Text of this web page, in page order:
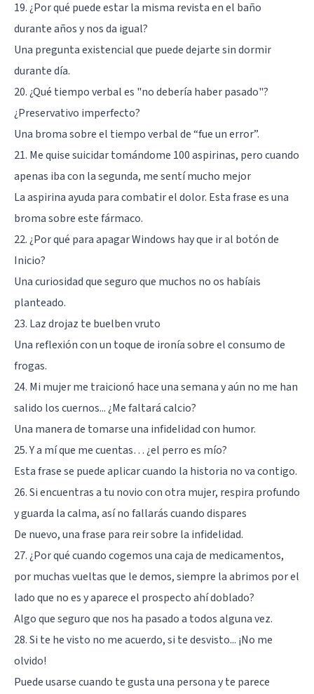
19. ¿Por qué puede estar la misma revista en el baño
durante años y nos da igual?
Una pregunta existencial que puede dejarte sin dormir
durante día.
20. ¿Qué tiempo verbal es "no debería haber pasado"?
¿Preservativo imperfecto?
Una broma sobre el tiempo verbal de “fue un error”.
21. Me quise suicidar tomándome 100 aspirinas, pero cuando
apenas iba con la segunda, me sentí mucho mejor
La aspirina ayuda para combatir el dolor. Esta frase es una
broma sobre este fármaco.
22. ¿Por qué para apagar Windows hay que ir al botón de
Inicio?
Una curiosidad que seguro que muchos no os habíais
planteado.
23. Laz drojaz te buelben vruto
Una reflexión con un toque de ironía sobre el consumo de
frogas.
24. Mi mujer me traicionó hace una semana y aún no me han
salido los cuernos... ¿Me faltará calcio?
Una manera de tomarse una infidelidad con humor.
25. Y a mí que me cuentas… ¿el perro es mío?
Esta frase se puede aplicar cuando la historia no va contigo.
26. Si encuentras a tu novio con otra mujer, respira profundo
y guarda la calma, así no fallarás cuando dispares
De nuevo, una frase para reir sobre la infidelidad.
27. ¿Por qué cuando cogemos una caja de medicamentos,
por muchas vueltas que le demos, siempre la abrimos por el
lado que no es y aparece el prospecto ahí doblado?
Algo que seguro que nos ha pasado a todos alguna vez.
28. Si te he visto no me acuerdo, si te desvisto... ¡No me
olvido!
Puede usarse cuando te gusta una persona y te parece